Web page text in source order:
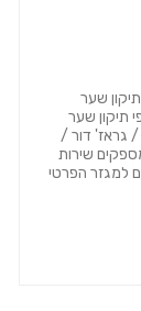
שער
תיקון שער
/ גראז' דור /
שירות
למגזר הפרטי